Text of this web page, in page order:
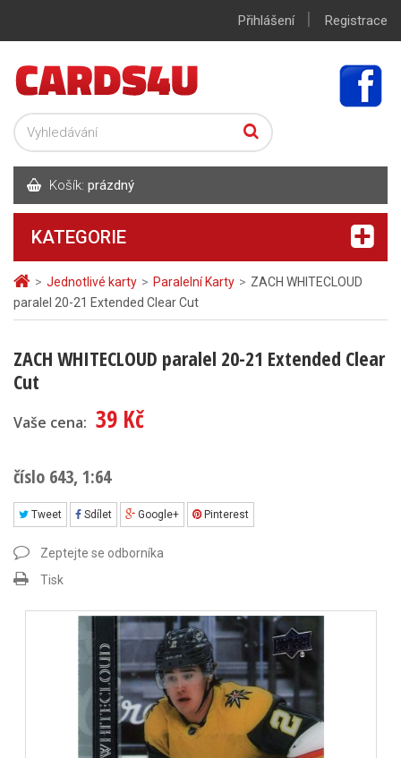
> Jednotlivé karty > Paralelní Karty > ZACH WHITECLOUD
paralel 20-21 Extended Clear Cut
ZACH WHITECLOUD paralel 20-21 Extended Clear
Cut
Vaše cena: 39 Kč
číslo 643, 1:64
Tweet Sdílet Google+ Pinterest
Zeptejte se odborníka
Tisk
Přihlášení | Registrace
Košík: prázdný
KATEGORIE